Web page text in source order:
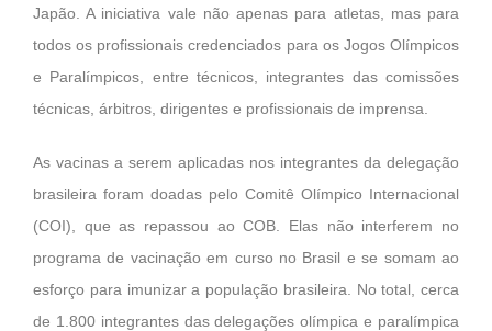
Japão. A iniciativa vale não apenas para atletas, mas para
todos os profissionais credenciados para os Jogos Olímpicos
e Paralímpicos, entre técnicos, integrantes das comissões
técnicas, árbitros, dirigentes e profissionais de imprensa.
As vacinas a serem aplicadas nos integrantes da delegação
brasileira foram doadas pelo Comitê Olímpico Internacional
(COI), que as repassou ao COB. Elas não interferem no
programa de vacinação em curso no Brasil e se somam ao
esforço para imunizar a população brasileira. No total, cerca
de 1.800 integrantes das delegações olímpica e paralímpica